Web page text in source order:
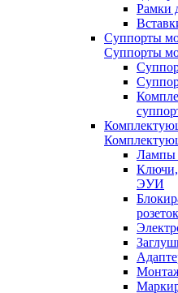
Рамки
Суппорты
Суппорты
Лампы
Ключи,
ЭУИ
розеток